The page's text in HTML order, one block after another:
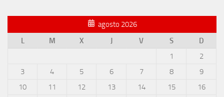
agosto 2026
L
M X J V S
D
1
2
3
4 5 6 7 8
9
10
11 12 13 14 15
16